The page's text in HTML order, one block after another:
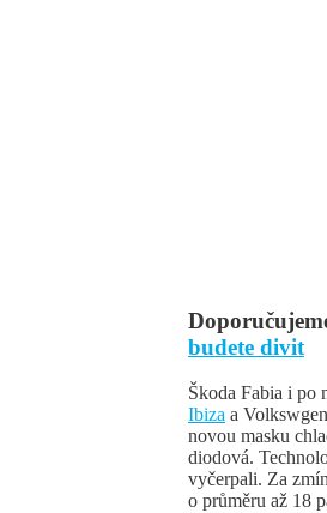
budete divit
Škoda Fabia i po
Ibiza a
novou masku
diodová.
vyčerpali. Za
o průměru až 18